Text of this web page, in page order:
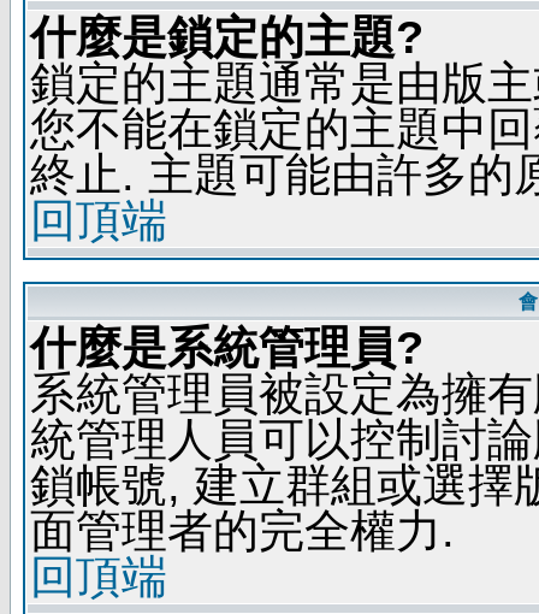
什麼是鎖定的主題?
鎖定的主題通常是由版
您不能在鎖定的主題中
終止. 主題可能由許多的
回頂端
什麼是系統管理員?
系統管理員被設定為擁
統管理人員可以控制討
鎖帳號, 建立群組或選擇
面管理者的完全權力.
回頂端